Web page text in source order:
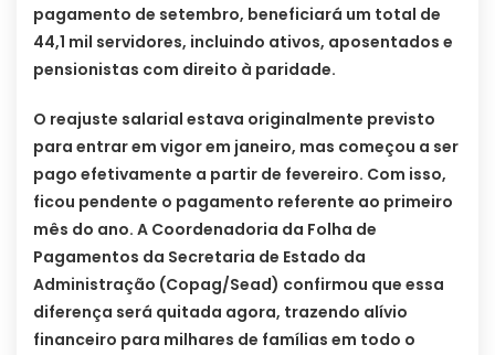
pagamento de setembro, beneficiará um total de
44,1 mil servidores, incluindo ativos, aposentados e
pensionistas com direito à paridade.
O reajuste salarial estava originalmente previsto
para entrar em vigor em janeiro, mas começou a ser
pago efetivamente a partir de fevereiro. Com isso,
ficou pendente o pagamento referente ao primeiro
mês do ano. A Coordenadoria da Folha de
Pagamentos da Secretaria de Estado da
Administração (Copag/Sead) confirmou que essa
diferença será quitada agora, trazendo alívio
financeiro para milhares de famílias em todo o